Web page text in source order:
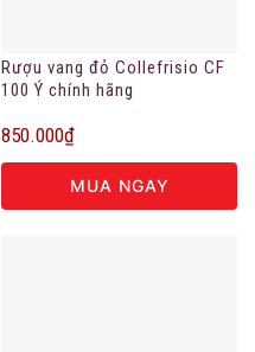
Rượu vang đỏ Collefrisio CF
100 Ý chính hãng
850.000₫
MUA NGAY